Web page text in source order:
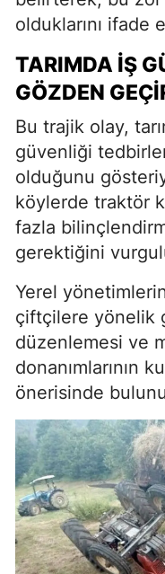
olduklarını ifade
TARIMDA İŞ
GÖZDEN
Bu trajik olay,
güvenliği
olduğunu
köylerde traktör
fazla
gerektiğini
Yerel
çiftçilere yönelik
düzenlemesi ve
donanımlarının
önerisinde